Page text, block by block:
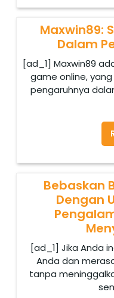
Maxwin89:
Dalam
[ad_1] Maxwin89
game online,
pengaruhnya
Bebaskan
Dengan
[ad_1] Jika Anda
Anda dan
tanpa